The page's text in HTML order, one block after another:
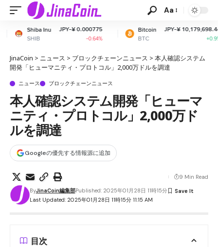
Aa
JPY-¥ 0.000775
-0.64%
Bitcoin
BTC
JPY-¥ 10,179,698.44
ETH
JinaCoin > ニュース > ブロックチェーンニュース > 本人確認システム
開発「ヒューマニティ・プロトコル」2,000万ドルを調達
ニュース ブロックチェーンニュース
本人確認システム開発「ヒューマ
ニティ・プロトコル」2,000万ド
ルを調達
Googleの優先する情報源に追加
Last Updated: 2025年01月28日 11時15分 11:15 AM
ByJinaCoin編集部Published: 2025年01月28日 11時15分
9 Min Read
目次